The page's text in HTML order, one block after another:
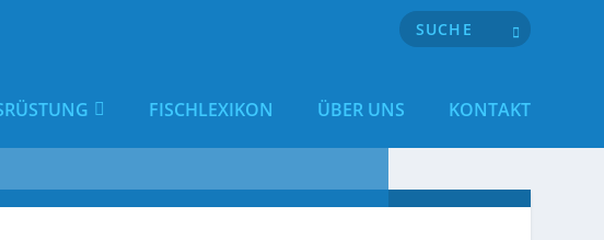
FISCHLEXIKON ÜBER UNS KONTAKT